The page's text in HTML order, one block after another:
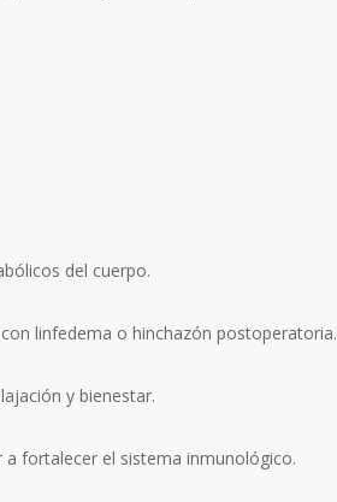
del cuerpo.
linfedema o hinchazón postoperatoria.
y bienestar.
fortalecer el sistema inmunológico.